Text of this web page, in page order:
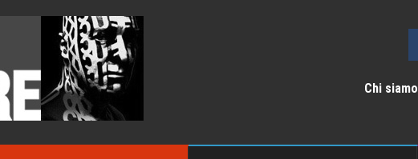
Chi siamo